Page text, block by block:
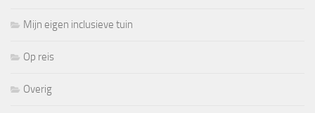
Mijn eigen inclusieve tuin
Op reis
Overig